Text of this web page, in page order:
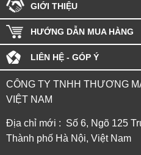
GIỚI THIỆU
HƯỚNG DẪN MUA HÀNG
LIÊN HỆ - GÓP Ý
CÔNG TY TNHH THƯƠNG
VIỆT NAM
Địa chỉ mới : Số 6, Ngõ 125
Thành phố Hà Nội, Việt Nam